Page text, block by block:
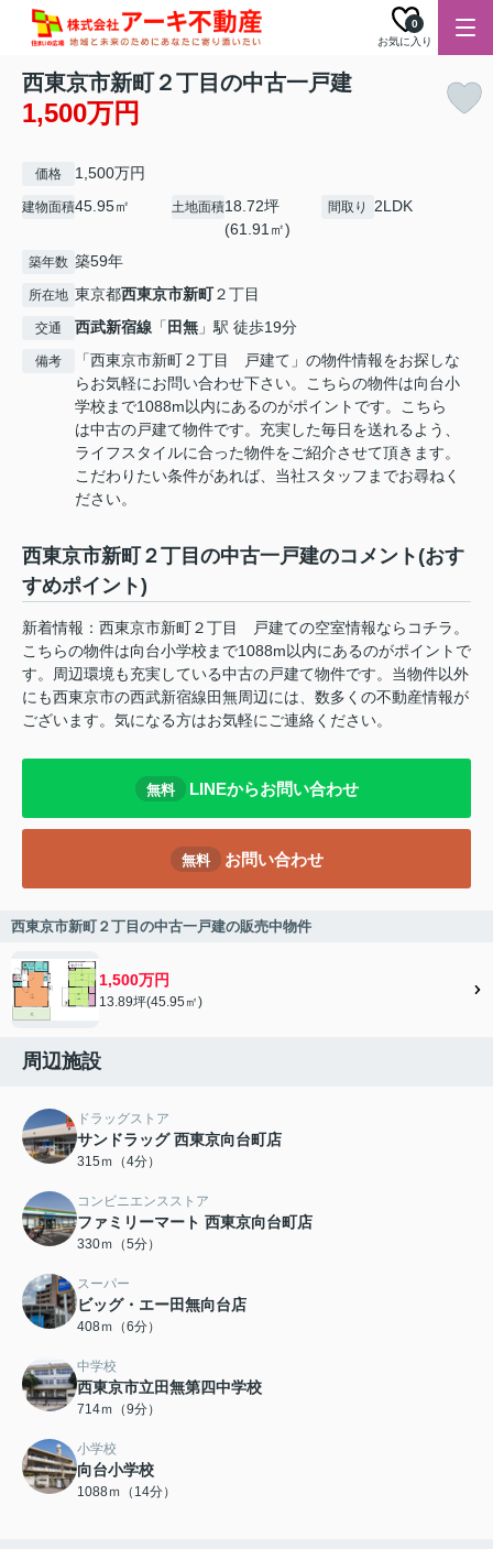
お気に入り
0
西東京市新町２丁目の中古一戸建
1,500万円
価格 1,500万円
建物面積45.95㎡ 土地面積18.72坪
(61.91㎡)
間取り 2LDK
築年数 築59年
所在地 東京都西東京市新町２丁目
交通 西武新宿線 「 田無 」駅 徒歩19分
備考
「西東京市新町２丁目 戸建て」の物件情報をお探しな
らお気軽にお問い合わせ下さい。こちらの物件は向台小
学校まで1088m以内にあるのがポイントです。こちら
は中古の戸建て物件です。充実した毎日を送れるよう、
ライフスタイルに合った物件をご紹介させて頂きます。
こだわりたい条件があれば、当社スタッフまでお尋ねく
ださい。
西東京市新町２丁目の中古一戸建のコメント(おす
すめポイント)
新着情報：西東京市新町２丁目 戸建ての空室情報ならコチラ。
こちらの物件は向台小学校まで1088m以内にあるのがポイントで
す。周辺環境も充実している中古の戸建て物件です。当物件以外
にも西東京市の西武新宿線田無周辺には、数多くの不動産情報が
ございます。気になる方はお気軽にご連絡ください。
無料 LINEからお問い合わせ
無料 お問い合わせ
西東京市新町２丁目の中古一戸建の販売中物件
1,500万円
13.89坪(45.95㎡)
周辺施設
ドラッグストア
サンドラッグ 西東京向台町店
315ｍ（4分）
コンビニエンスストア
ファミリーマート 西東京向台町店
330ｍ（5分）
スーパー
ビッグ・エー田無向台店
408ｍ（6分）
中学校
西東京市立田無第四中学校
714ｍ（9分）
小学校
向台小学校
1088ｍ（14分）